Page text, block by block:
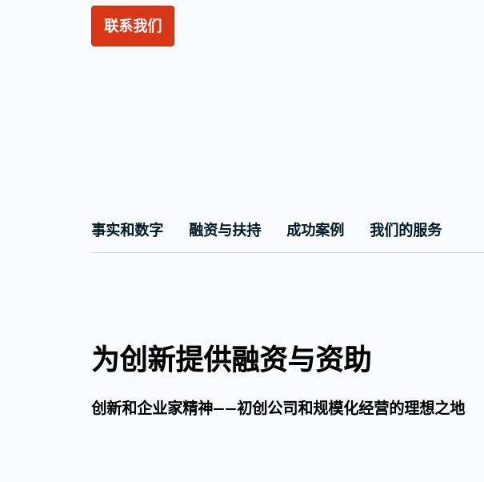
联系我们
事实和数字 融资与扶持 成功案例 我们的服务
为创新提供融资与资助
创新和企业家精神——初创公司和规模化经营的理想之地